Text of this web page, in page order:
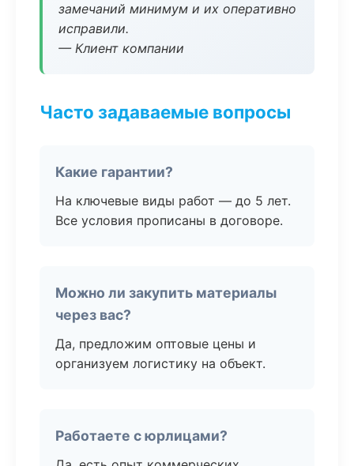
замечаний минимум и их оперативно
исправили.
— Клиент компании
Часто задаваемые вопросы
Какие гарантии?
На ключевые виды работ — до 5 лет.
Все условия прописаны в договоре.
Можно ли закупить материалы
через вас?
Да, предложим оптовые цены и
организуем логистику на объект.
Работаете с юрлицами?